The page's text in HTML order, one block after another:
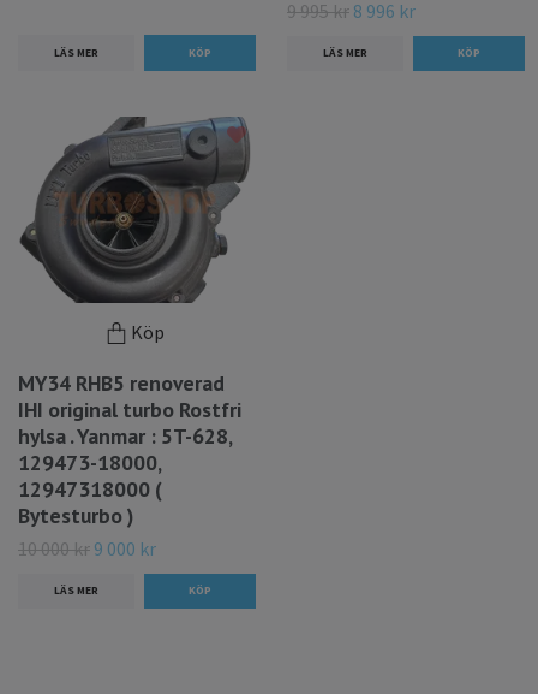
LÄS MER
9 995 kr 8 996 kr
LÄS MER
Köp
MY34 RHB5 renoverad
IHI original turbo Rostfri
hylsa . Yanmar : 5T-628,
129473-18000,
12947318000 (
Bytesturbo )
10 000 kr 9 000 kr
LÄS MER